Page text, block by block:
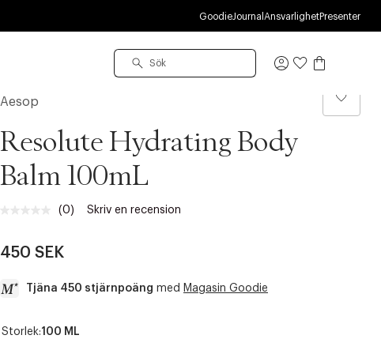
GoodieJournal AnsvarlighetPresenter
Logga
Aesop
Resolute Hydrating Body
Balm 100mL
Inget
till
(0) Skriv en recension
450 SEK
Tjäna 450 stjärnpoäng med Magasin Goodie
a
Storlek:100 ML